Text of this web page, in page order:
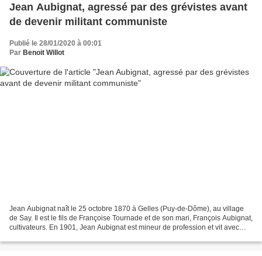
Jean Aubignat, agressé par des grévistes avant
de devenir militant communiste
Publié le 28/01/2020 à 00:01
Par Benoit Willot
Jean Aubignat naît le 25 octobre 1870 à Gelles (Puy-de-Dôme), au village
de Say. Il est le fils de Françoise Tournade et de son mari, François Aubignat,
cultivateurs. En 1901, Jean Aubignat est mineur de profession et vit avec